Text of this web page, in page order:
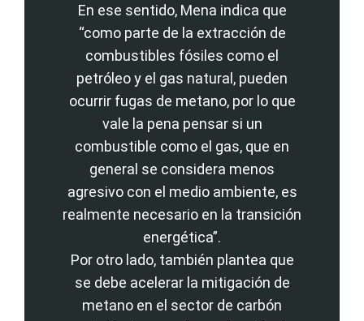
En ese sentido, Mena indica que
“como parte de la extracción de
combustibles fósiles como el
petróleo y el gas natural, pueden
ocurrir fugas de metano, por lo que
vale la pena pensar si un
combustible como el gas, que en
general se considera menos
agresivo con el medio ambiente, es
realmente necesario en la transición
energética”.
Por otro lado, también plantea que
se debe acelerar la mitigación de
metano en el sector de carbón